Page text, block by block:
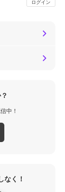
ログイン
中！
なく！